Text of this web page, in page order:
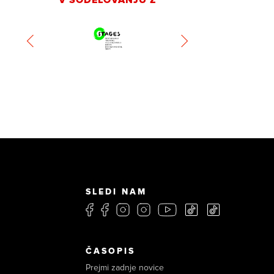
SLEDI NAM
ČASOPIS
Prejmi zadnje novice